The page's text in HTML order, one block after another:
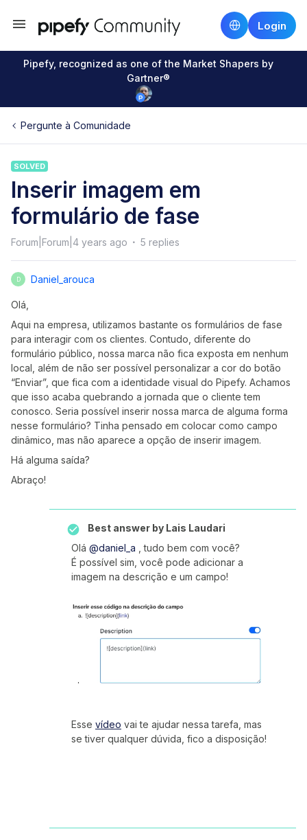
Login
Pipefy, recognized as one of the Market Shapers by
Gartner®
Pergunte à Comunidade
SOLVED
Inserir imagem em
formulário de fase
Forum|Forum|4 years ago 5 replies
D Daniel_arouca
Olá,
Aqui na empresa, utilizamos bastante os formulários de fase
para interagir com os clientes. Contudo, diferente do
formulário público, nossa marca não fica exposta em nenhum
local, além de não ser possível personalizar a cor do botão
“Enviar”, que fica com a identidade visual do Pipefy. Achamos
que isso acaba quebrando a jornada que o cliente tem
conosco. Seria possível inserir nossa marca de alguma forma
nesse formulário? Tinha pensado em colocar como campo
dinâmico, mas não aparece a opção de inserir imagem.
Há alguma saída?
Abraço!
Best answer by Lais Laudari
Olá @daniel_a , tudo bem com você?
É possível sim, você pode adicionar a
imagem na descrição e um campo!
Esse vídeo vai te ajudar nessa tarefa, mas
se tiver qualquer dúvida, fico a disposição!